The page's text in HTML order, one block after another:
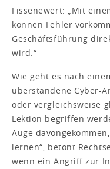
Fissenewert: „Mit
können Fehler
Geschäftsführung
wird.“
Wie geht es nach
überstandene Cyber-
oder vergleichsweise
Lektion begriffen
Auge
lernen“, betont
wenn ein Angriff zur